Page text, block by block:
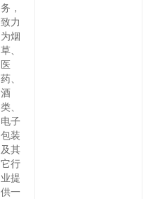
务，
致力
为烟
草、
医
药、
酒
类、
电子
包装
及其
它行
业提
供一